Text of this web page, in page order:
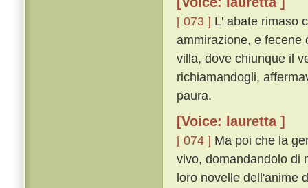
[ 073 ] L' abate rimaso
ammirazione, e
villa, dove chiunque il
richiamandogli,
paura.
[Voice: lauretta ]
[ 074 ] Ma poi che la
vivo, domandandolo di
loro novelle dell'anime